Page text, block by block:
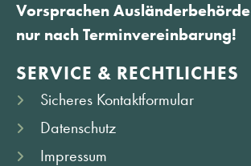
Vorsprachen Ausländerbehörde
nur nach Terminvereinbarung!
SERVICE & RECHTLICHES
Sicheres Kontaktformular
Datenschutz
Impressum